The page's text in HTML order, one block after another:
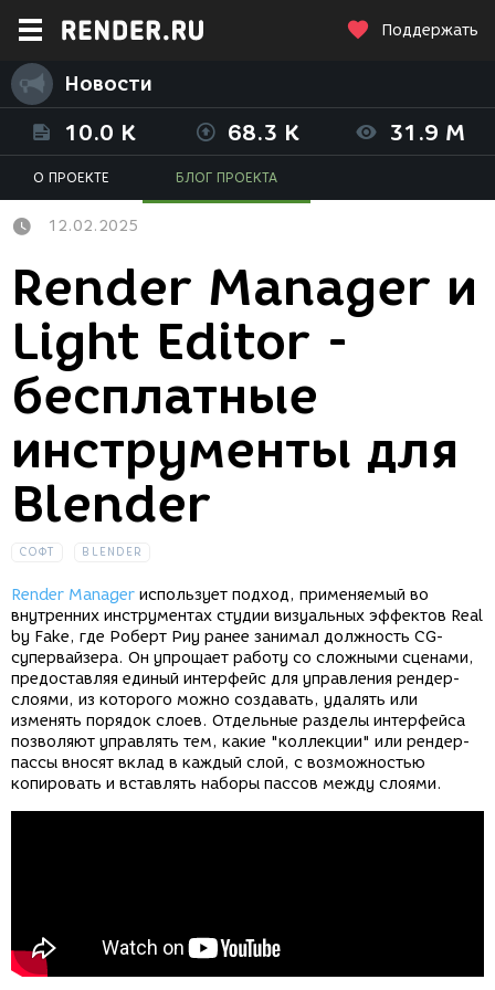
Поддержать
Новости
10.0 K 68.3 K 31.9 M
О ПРОЕКТЕ БЛОГ ПРОЕКТА
12.02.2025
Render Manager и
Light Editor -
бесплатные
инструменты для
Blender
СОФТ BLENDER
Render Manager использует подход, применяемый во
внутренних инструментах студии визуальных эффектов Real
by Fake, где Роберт Риу ранее занимал должность CG-
супервайзера. Он упрощает работу со сложными сценами,
предоставляя единый интерфейс для управления рендер-
слоями, из которого можно создавать, удалять или
изменять порядок слоев. Отдельные разделы интерфейса
позволяют управлять тем, какие "коллекции" или рендер-
пассы вносят вклад в каждый слой, с возможностью
копировать и вставлять наборы пассов между слоями.